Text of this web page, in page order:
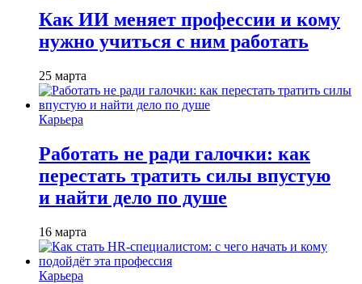
Как ИИ меняет профессии и кому
нужно учиться с ним работать
25 марта
Карьера
Работать не ради галочки: как
перестать тратить силы впустую
и найти дело по душе
16 марта
Карьера